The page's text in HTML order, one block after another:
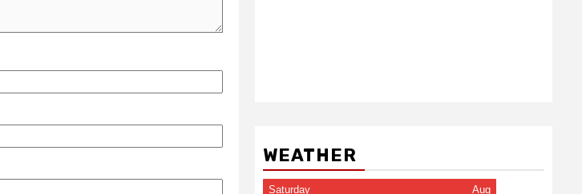
WEATHER
Saturday Aug